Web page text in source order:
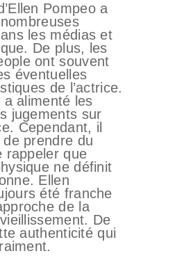
Pompeo a
les médias et
De plus, les
ont souvent
éventuelles
de l’actrice.
alimenté les
jugements sur
Cependant, il
prendre du
rappeler que
ne définit
Ellen
été franche
de la
De
authenticité qui